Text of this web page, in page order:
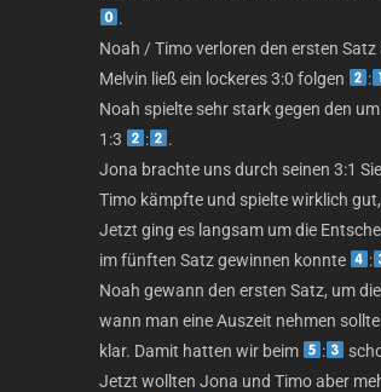
.
Noah / Timo verloren den ersten
Melvin ließ ein lockeres 3:0 folgen
:
Noah spielte sehr stark gegen den
1:3
:
.
Jona brachte uns durch seinen 3:1
Timo kämpfte und spielte wirklich
Jetzt ging es langsam um die
im fünften Satz gewinnen konnte
:
Noah gewann den ersten Satz, um
wann man eine Auszeit nehmen
klar. Damit hatten wir beim
:
Jetzt wollten Jona und Timo aber